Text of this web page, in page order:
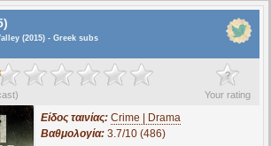
(2015) - Greek subs
?
Your rating
Είδος ταινίας: Crime | Drama
Βαθμολογία: 3.7/10 (486)